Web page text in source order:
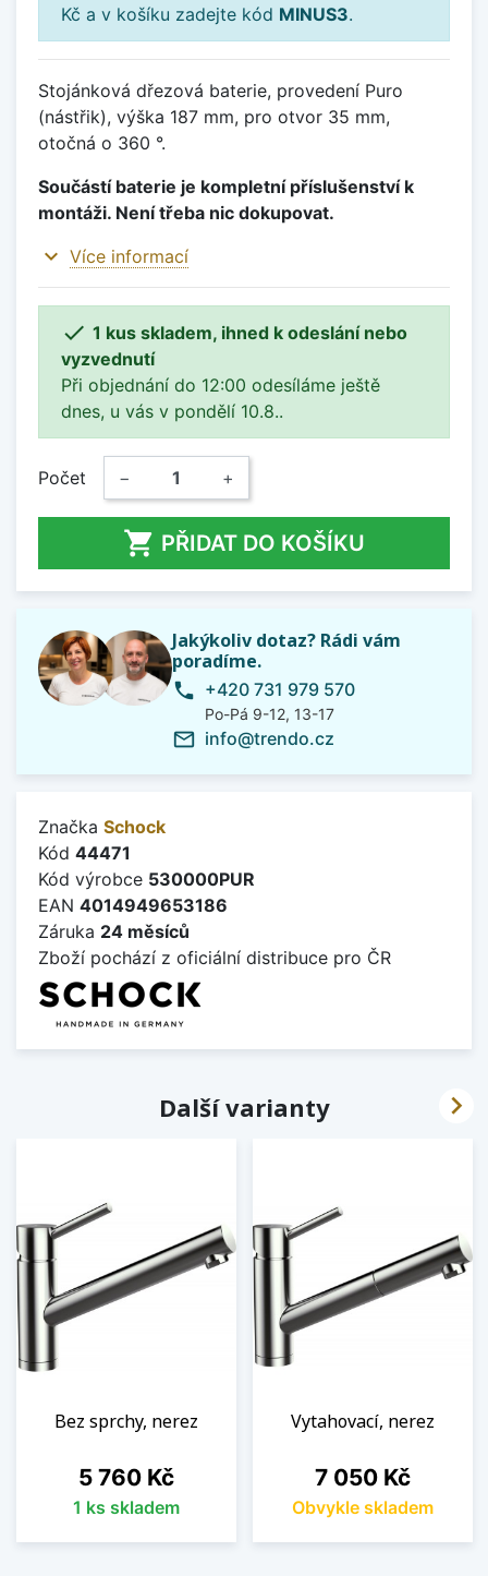
Kč a v košíku zadejte kód MINUS3.
Stojánková dřezová baterie, provedení Puro
(nástřik), výška 187 mm, pro otvor 35 mm,
otočná o 360 °.
Součástí baterie je kompletní příslušenství k
montáži. Není třeba nic dokupovat.
expand_more Více informací
 1 kus skladem, ihned k odeslání nebo
vyzvednutí
Při objednání do 12:00 odesíláme ještě
dnes, u vás v pondělí 10.8..
Počet − +
 PŘIDAT DO KOŠÍKU
Jakýkoliv dotaz? Rádi vám
poradíme.
phone +420 731 979 570
Po-Pá 9-12, 13-17
mail_outline info@trendo.cz
Značka Schock
Kód 44471
Kód výrobce 530000PUR
EAN 4014949653186
Záruka 24 měsíců
Zboží pochází z oficiální distribuce pro ČR
Další varianty
Bez sprchy, nerez
Cena
5 760 Kč
1 ks skladem
Vytahovací, nerez
Cena
7 050 Kč
Obvykle skladem
